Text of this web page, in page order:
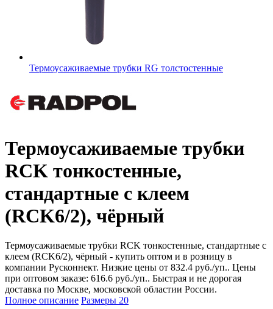
Термоусаживаемые трубки RG толстостенные
Термоусаживаемые трубки
RCK тонкостенные,
стандартные с клеем
(RCK6/2), чёрный
Термоусаживаемые трубки RCK тонкостенные, стандартные с
клеем (RCK6/2), чёрный - купить оптом и в розницу в
компании Русконнект. Низкие цены от 832.4 руб./уп.. Цены
при оптовом заказе: 616.6 руб./уп.. Быстрая и не дорогая
доставка по Москве, московской областии России.
Полное описание Размеры 20